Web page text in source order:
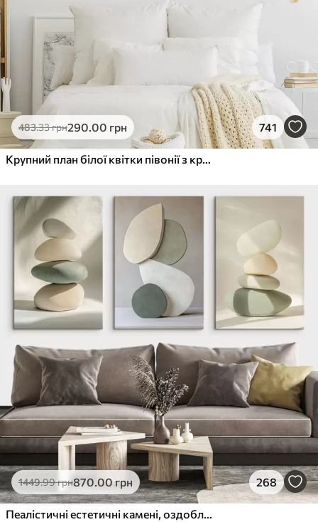
483.33грн290.00 грн 741
Крупний план білої квітки півонії з крапельками води на пелюстках на розмитому фоні
1449.99грн870.00 грн 268
Пеалістичні естетичні камені, оздоблення будинку, природне освітлення